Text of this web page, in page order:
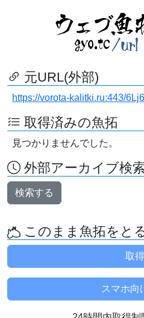
元URL(外部)
https://vorota-kalitki.ru:443/
取得済みの魚拓
見つかりませんでした。
外部アーカイブ検
検索する
このまま魚拓をと